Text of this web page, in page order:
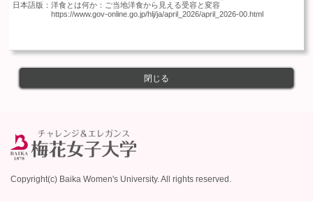
日本語版：洋食とは何か：ご当地洋食から見える受容と変容
https://www.gov-online.go.jp/hlj/ja/april_2026/april_2026-00.html
閉じる
Copyright(c) Baika Women's University. All rights reserved.